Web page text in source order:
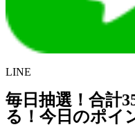
LINE
毎日抽選！合計
る！今日のポイ